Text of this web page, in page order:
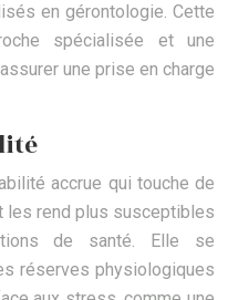
en gérontologie. Cette
spécialisée et une
une prise en charge
accrue qui touche de
les rend plus susceptibles
de santé. Elle se
réserves physiologiques